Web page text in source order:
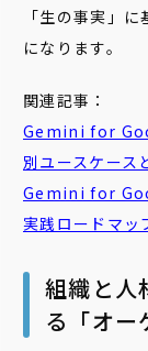
「生の事実」
になります。
関連記事：
Gemini for
別ユースケース
Gemini for
実践ロードマッ
組織と人
る「オー